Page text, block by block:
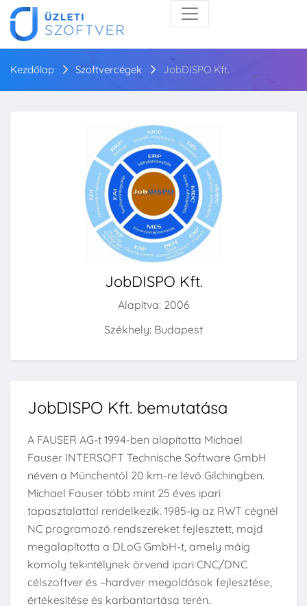
Kezdőlap Szoftvercégek JobDISPO Kft.
JobDISPO Kft.
Alapítva: 2006
Székhely: Budapest
JobDISPO Kft. bemutatása
A FAUSER AG-t 1994-ben alapította Michael
Fauser INTERSOFT Technische Software GmbH
néven a Münchentől 20 km-re lévő Gilchingben.
Michael Fauser több mint 25 éves ipari
tapasztalattal rendelkezik. 1985-ig az RWT cégnél
NC programozó rendszereket fejlesztett, majd
megalapította a DLoG GmbH-t, amely máig
komoly tekintélynek örvend ipari CNC/DNC
célszoftver és –hardver megoldások fejlesztése,
értékesítése és karbantartása terén.